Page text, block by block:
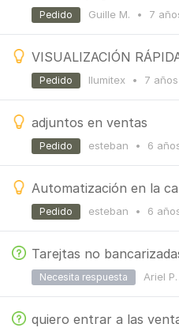
Guille M. • 7
Pedido
Ilumitex • 7 años
Pedido
adjuntos en ventas
esteban • 6
Pedido
esteban • 6
Pedido
Tarejtas no
Ariel P.
Necesita respuesta
quiero entrar a las